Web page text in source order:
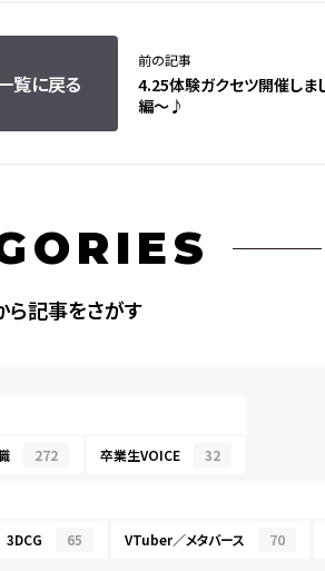
覧に戻る
前の記事
4.25体験ガクセツ開催しま
編〜♪
ら記事をさがす
272 卒業生VOICE 32
3DCG 65 VTuber／メタバース 70